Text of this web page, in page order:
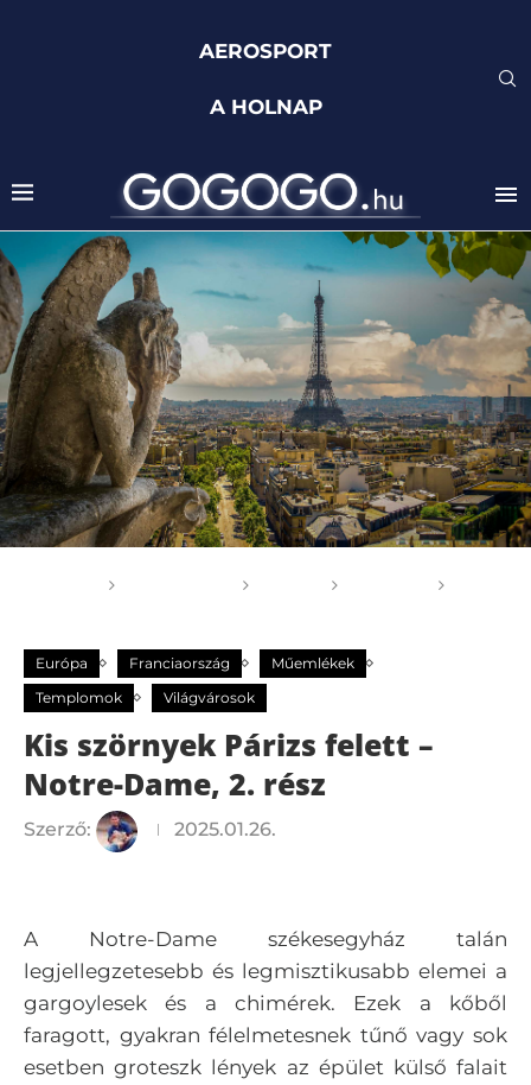
AEROSPORT
A HOLNAP
Európa Franciaország
Műemlékek
Templomok
Világvárosok
Kis szörnyek Párizs felett –
Notre-Dame, 2. rész
Szerző: 2025.01.26.
A Notre-Dame székesegyház talán
legjellegzetesebb és legmisztikusabb elemei a
gargoylesek és a chimérek. Ezek a kőből
faragott, gyakran félelmetesnek tűnő vagy sok
esetben groteszk lények az épület külső falait